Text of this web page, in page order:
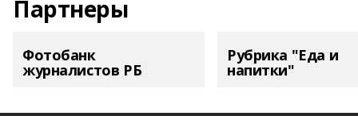
Партнеры
Фотобанк
журналистов РБ
Рубрика "Еда и
напитки"